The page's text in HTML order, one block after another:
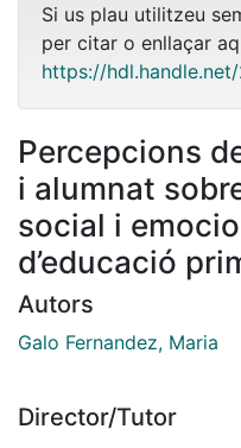
Si us plau utilitzeu
per citar o enllaçar
https://
Percepcions
i alumnat
social i
d’educació
Autors
Galo Fernandez, Maria
Director/Tutor